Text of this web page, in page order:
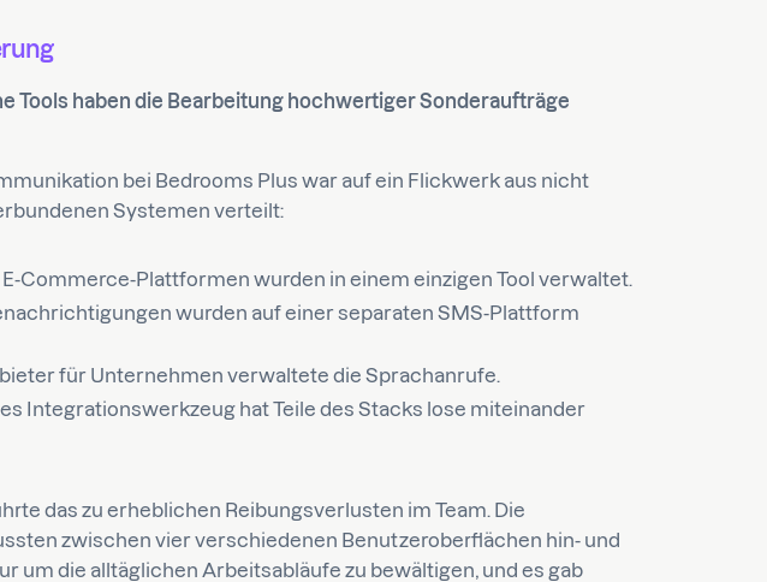
Tools haben die Bearbeitung hochwertiger Sonderaufträge
bei Bedrooms Plus war auf ein Flickwerk aus nicht
Systemen verteilt:
E-Commerce-Plattformen wurden in einem einzigen Tool verwaltet.
wurden auf einer separaten SMS-Plattform
für Unternehmen verwaltete die Sprachanrufe.
Integrationswerkzeug hat Teile des Stacks lose miteinander
das zu erheblichen Reibungsverlusten im Team. Die
zwischen vier verschiedenen Benutzeroberflächen hin- und
um die alltäglichen Arbeitsabläufe zu bewältigen, und es gab